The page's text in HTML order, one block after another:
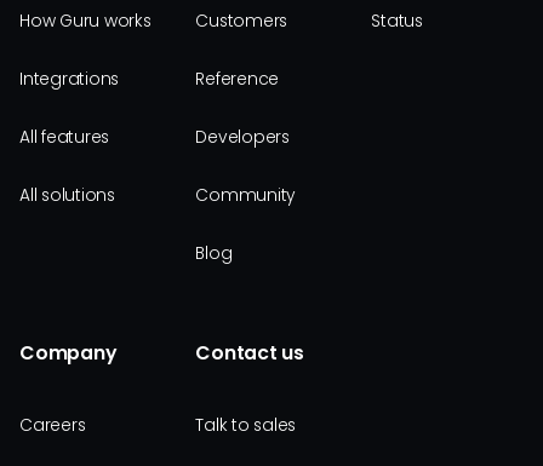
How Guru works
Integrations
All features
All solutions
Customers
Reference
Developers
Community
Blog
Status
Company
Careers
Contact us
Talk to sales